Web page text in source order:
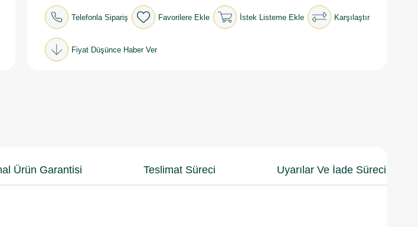
Telefonla Sipariş Favorilere Ekle İstek Listeme Ekle Karşılaştır
Fiyat Düşünce Haber Ver
Ürün Garantisi Teslimat Süreci Uyarılar Ve İade Süreci